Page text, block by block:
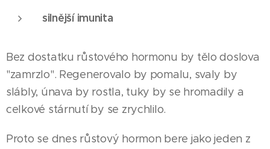
silnější imunita
Bez dostatku růstového hormonu by tělo doslova
"zamrzlo". Regenerovalo by pomalu, svaly by
slábly, únava by rostla, tuky by se hromadily a
celkové stárnutí by se zrychlilo.
Proto se dnes růstový hormon bere jako jeden z